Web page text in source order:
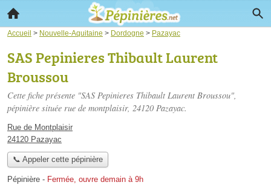
Accueil > Nouvelle-Aquitaine > Dordogne > Pazayac
SAS Pepinieres Thibault Laurent
Broussou
Cette fiche présente "SAS Pepinieres Thibault Laurent Broussou",
pépinière située rue de montplaisir, 24120 Pazayac.
Rue de Montplaisir
24120 Pazayac
📞 Appeler cette pépinière
Pépinière - Fermée, ouvre demain à 9h